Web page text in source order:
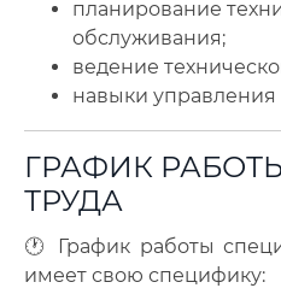
планирование
обслуживания;
ведение
навыки
ГРАФИК
ТРУДА
🕐 График работы
имеет свою специфику: